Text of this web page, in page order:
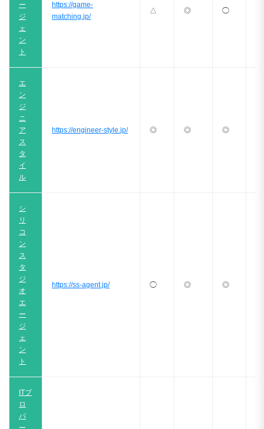
ー
ジ
ェ
ン
ト
https://game-
matching.jp/
△ ◎ ◯
エ
ン
ジ
ニ
ア
ス
タ
イ
ル
https://engineer-style.jp/ ◎ ◎ ◎
シ
リ
コ
ン
ス
タ
ジ
オ
エ
ー
ジ
ェ
ン
ト
https://ss-agent.jp/ ◯ ◎ ◎
ITプ
ロ
パ